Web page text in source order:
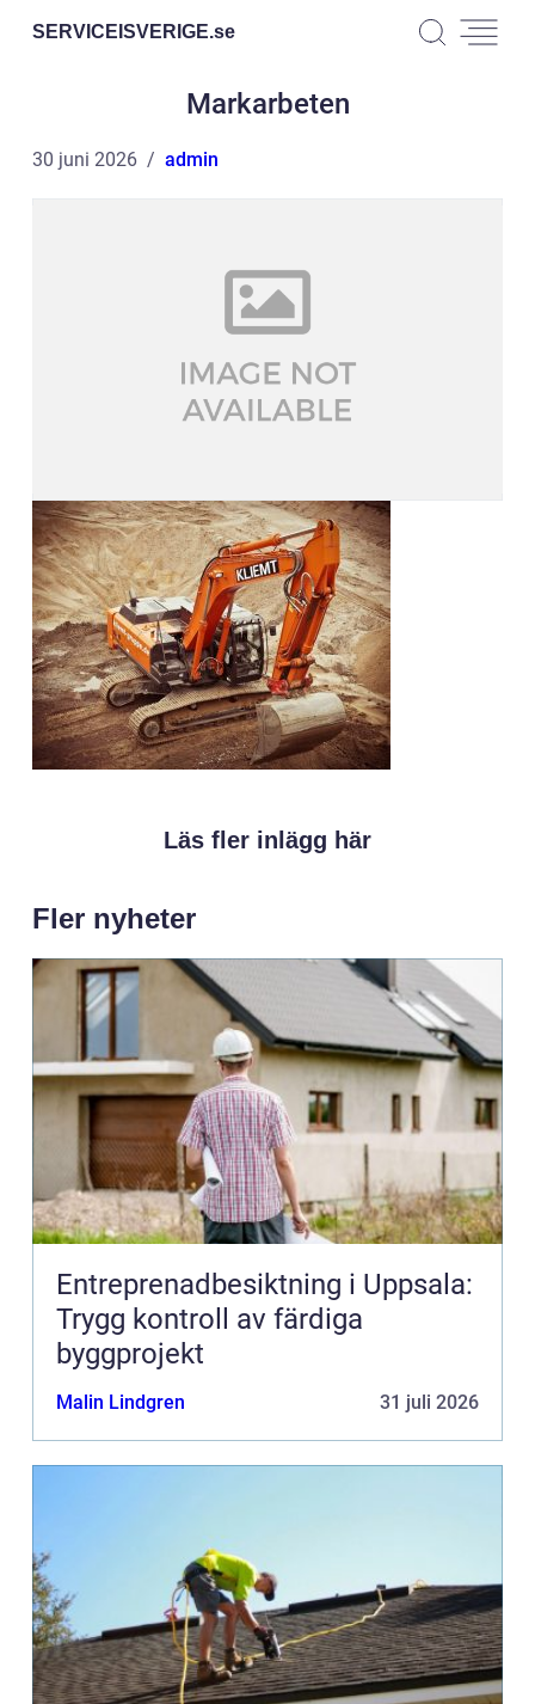
SERVICEISVERIGE.se
Markarbeten
30 juni 2026 admin
Läs fler inlägg här
Fler nyheter
Entreprenadbesiktning i Uppsala:
Trygg kontroll av färdiga
byggprojekt
Malin Lindgren 31 juli 2026